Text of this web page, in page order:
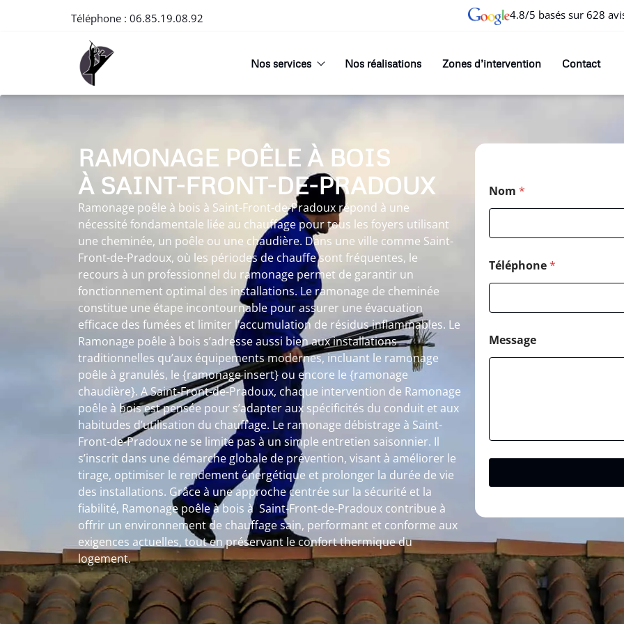
Téléphone : 06.85.19.08.92 4.8/5 basés sur 628
Nos services Nos réalisations Zones d’intervention Contact
RAMONAGE POÊLE À BOIS
À SAINT-FRONT-DE-PRADOUX
Ramonage poêle à bois à Saint-Front-de-Pradoux répond à une
nécessité fondamentale liée au chauffage pour tous les foyers utilisant
une cheminée, un poêle ou une chaudière. Dans une ville comme Saint-
Front-de-Pradoux, où les périodes de chauffe sont fréquentes, le
recours à un professionnel du ramonage permet de garantir un
fonctionnement optimal des installations. Le ramonage de cheminée
constitue une étape incontournable pour assurer une évacuation
efficace des fumées et limiter l’accumulation de résidus inflammables. Le
Ramonage poêle à bois s’adresse aussi bien aux installations
traditionnelles qu’aux équipements modernes, incluant le ramonage
poêle à granulés, le {ramonage insert} ou encore le {ramonage
chaudière}. A Saint-Front-de-Pradoux, chaque intervention de Ramonage
poêle à bois est pensée pour s’adapter aux spécificités du conduit et aux
habitudes d’utilisation du chauffage. Le ramonage débistrage à Saint-
Front-de-Pradoux ne se limite pas à un simple entretien saisonnier. Il
s’inscrit dans une démarche globale de prévention, visant à améliorer le
tirage, optimiser le rendement énergétique et prolonger la durée de vie
des installations. Grâce à une approche centrée sur la sécurité et la
fiabilité, Ramonage poêle à bois à Saint-Front-de-Pradoux contribue à
offrir un environnement de chauffage sain, performant et conforme aux
exigences actuelles, tout en préservant le confort thermique du
logement.
Nom *
Téléphone*
Message